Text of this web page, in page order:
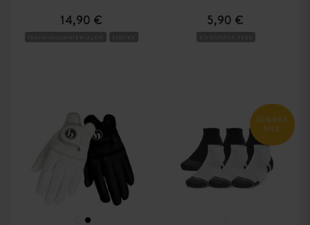
14,90 € 5,90 €
SUMMER
SALE